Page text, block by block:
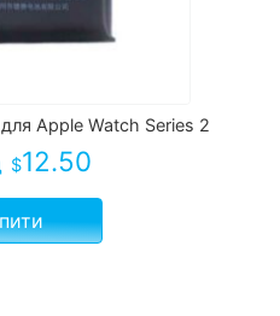
Apple Watch Series 2
$12.50